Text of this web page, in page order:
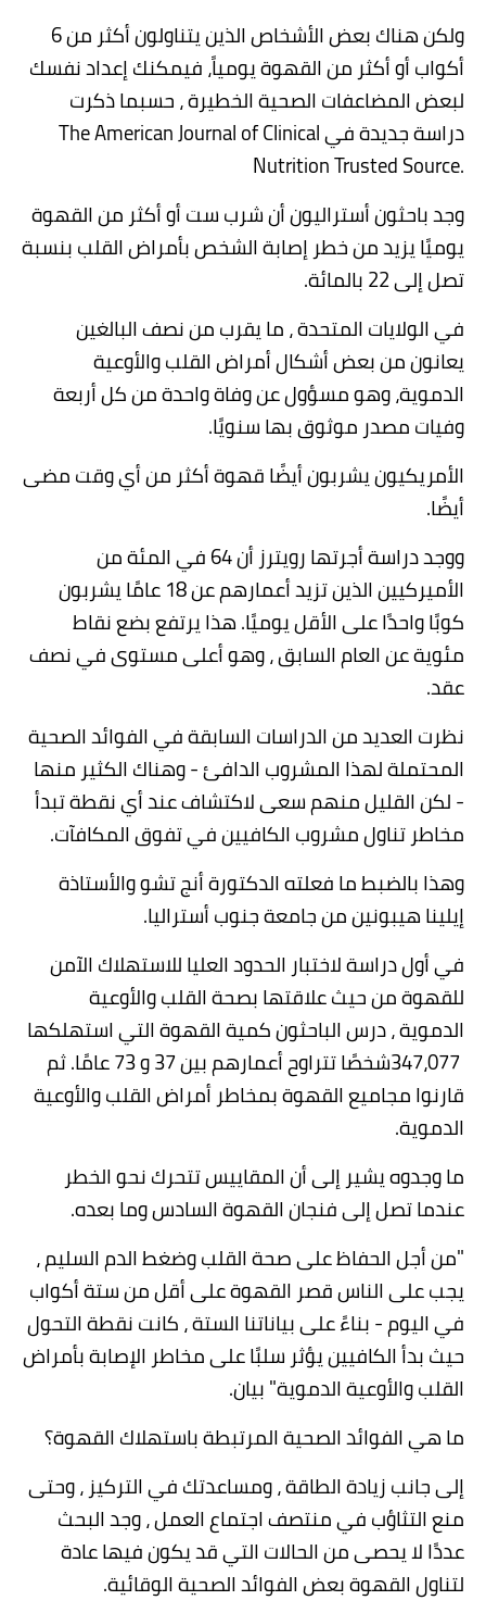
ولكن هناك بعض الأشخاص الذين يتناولون أكثر من 6
أكواب أو أكثر من القهوة يومياً، فيمكنك إعداد نفسك
لبعض المضاعفات الصحية الخطيرة ، حسبما ذكرت
دراسة جديدة فيThe American Journal of Clinical
Nutrition Trusted Source.
وجد باحثون أستراليون أن شرب ست أو أكثر من القهوة
يوميًا يزيد من خطر إصابة الشخص بأمراض القلب بنسبة
تصل إلى 22 بالمائة
.
في الولايات المتحدة ، ما يقرب من نصف البالغين
يعانون من بعض أشكال أمراض القلب والأوعية
الدموية، وهو مسؤول عن وفاة واحدة من كل أربعة
وفيات مصدر موثوق بها سنويًا.
الأمريكيون يشربون أيضًا قهوة أكثر من أي وقت مضى
أيضًا.
ووجد دراسة أجرتها رويترز أن 64 في المئة من
الأميركيين الذين تزيد أعمارهم عن 18 عامًا يشربون
كوبًا واحدًا على الأقل يوميًا. هذا يرتفع بضع نقاط
مئوية عن العام السابق ، وهو أعلى مستوى في نصف
عقد.
نظرت العديد من الدراسات السابقة في الفوائد الصحية
المحتملة لهذا المشروب الدافئ - وهناك الكثير منها
- لكن القليل منهم سعى لاكتشاف عند أي نقطة تبدأ
مخاطر تناول مشروب الكافيين في تفوق المكافآت.
وهذا بالضبط ما فعلته الدكتورة أنج تشو والأستاذة
إيلينا هيبونين من جامعة جنوب أستراليا.
في أول دراسة لاختبار الحدود العليا للاستهلاك الآمن
للقهوة من حيث علاقتها بصحة القلب والأوعية
الدموية ، درس الباحثون كمية القهوة التي استهلكها
347،077
شخصًا تتراوح أعمارهم بين 37 و 73 عامًا. ثم
قارنوا مجاميع القهوة بمخاطر أمراض القلب والأوعية
الدموية.
ما وجدوه يشير إلى أن المقاييس تتحرك نحو الخطر
عندما تصل إلى فنجان القهوة السادس وما بعده.
"من أجل الحفاظ على صحة القلب وضغط الدم السليم ،
يجب على الناس قصر القهوة على أقل من ستة أكواب
في اليوم - بناءً على بياناتنا الستة ، كانت نقطة التحول
حيث بدأ الكافيين يؤثر سلبًا على مخاطر الإصابة بأمراض
القلب والأوعية الدموية" بيان.
ما هي الفوائد الصحية المرتبطة باستهلاك القهوة؟
إلى جانب زيادة الطاقة ، ومساعدتك في التركيز ، وحتى
منع التثاؤب في منتصف اجتماع العمل ، وجد البحث
عددًا لا يحصى من الحالات التي قد يكون فيها عادة
لتناول القهوة بعض الفوائد الصحية الوقائية.